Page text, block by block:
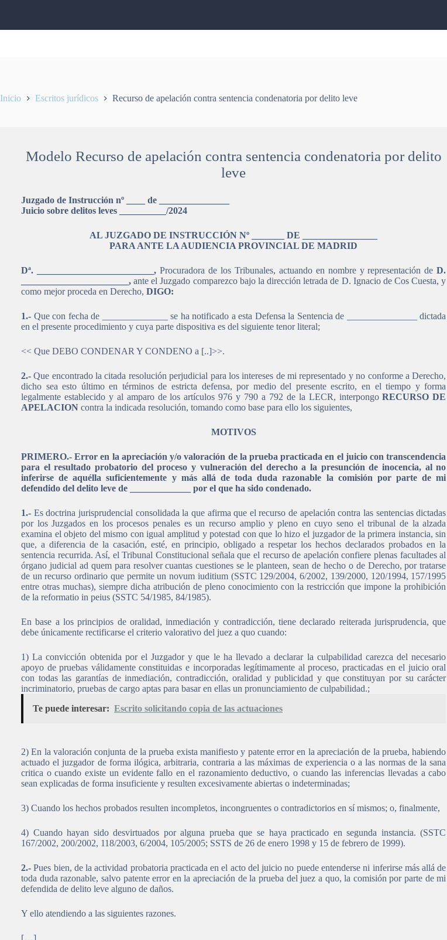
Inicio Escritos jurídicos Recurso de apelación contra sentencia condenatoria por delito leve
Modelo Recurso de apelación contra sentencia condenatoria por delito
leve
Juzgado de Instrucción nº ____ de _______________
Juicio sobre delitos leves __________/2024
AL JUZGADO DE INSTRUCCIÓN Nº _______ DE ________________
PARA ANTE LA AUDIENCIA PROVINCIAL DE MADRID
Dª. _________________________,Procuradora de los Tribunales, actuando en nombre y representación deD.
_______________________, ante el Juzgado comparezco bajo la dirección letrada de D. Ignacio de Cos Cuesta, y
como mejor proceda en Derecho, DIGO:
1.- Que con fecha de ______________ se ha notificado a esta Defensa la Sentencia de _______________ dictada
en el presente procedimiento y cuya parte dispositiva es del siguiente tenor literal;
<< Que DEBO CONDENAR Y CONDENO a [..]>>.
2.- Que encontrado la citada resolución perjudicial para los intereses de mi representado y no conforme a Derecho,
dicho sea esto último en términos de estricta defensa, por medio del presente escrito, en el tiempo y forma
legalmente establecido y al amparo de los artículos 976 y 790 a 792 de la LECR, interpongoRECURSO DE
APELACION contra la indicada resolución, tomando como base para ello los siguientes,
MOTIVOS
PRIMERO.- Error en la apreciación y/o valoración de la prueba practicada en el juicio con transcendencia
para el resultado probatorio del proceso y vulneración del derecho a la presunción de inocencia, al no
inferirse de aquélla suficientemente y más allá de toda duda razonable la comisión por parte de mi
defendido del delito leve de _____________ por el que ha sido condenado.
1.- Es doctrina jurisprudencial consolidada la que afirma que el recurso de apelación contra las sentencias dictadas
por los Juzgados en los procesos penales es un recurso amplio y pleno en cuyo seno el tribunal de la alzada
examina el objeto del mismo con igual amplitud y potestad con que lo hizo el juzgador de la primera instancia, sin
que, a diferencia de la casación, esté, en principio, obligado a respetar los hechos declarados probados en la
sentencia recurrida. Así, el Tribunal Constitucional señala que el recurso de apelación confiere plenas facultades al
órgano judicial ad quem para resolver cuantas cuestiones se le planteen, sean de hecho o de Derecho, por tratarse
de un recurso ordinario que permite un novum iuditium (SSTC 129/2004, 6/2002, 139/2000, 120/1994, 157/1995
entre otras muchas), siempre dicha atribución de pleno conocimiento con la restricción que impone la prohibición
de la reformatio in peius (SSTC 54/1985, 84/1985).
En base a los principios de oralidad, inmediación y contradicción, tiene declarado reiterada jurisprudencia, que
debe únicamente rectificarse el criterio valorativo del juez a quo cuando:
1) La convicción obtenida por el Juzgador y que le ha llevado a declarar la culpabilidad carezca del necesario
apoyo de pruebas válidamente constituidas e incorporadas legítimamente al proceso, practicadas en el juicio oral
con todas las garantías de inmediación, contradicción, oralidad y publicidad y que constituyan por su carácter
incriminatorio, pruebas de cargo aptas para basar en ellas un pronunciamiento de culpabilidad.;
Te puede interesar: Escrito solicitando copia de las actuaciones
2) En la valoración conjunta de la prueba exista manifiesto y patente error en la apreciación de la prueba, habiendo
actuado el juzgador de forma ilógica, arbitraria, contraria a las máximas de experiencia o a las normas de la sana
critica o cuando existe un evidente fallo en el razonamiento deductivo, o cuando las inferencias llevadas a cabo
sean explicadas de forma insuficiente y resulten excesivamente abiertas o indeterminadas;
3) Cuando los hechos probados resulten incompletos, incongruentes o contradictorios en sí mismos; o, finalmente,
4) Cuando hayan sido desvirtuados por alguna prueba que se haya practicado en segunda instancia. (SSTC
167/2002, 200/2002, 118/2003, 6/2004, 105/2005; SSTS de 26 de enero 1998 y 15 de febrero de 1999).
2.- Pues bien, de la actividad probatoria practicada en el acto del juicio no puede entenderse ni inferirse más allá de
toda duda razonable, salvo patente error en la apreciación de la prueba del juez a quo, la comisión por parte de mi
defendida de delito leve alguno de daños.
Y ello atendiendo a las siguientes razones.